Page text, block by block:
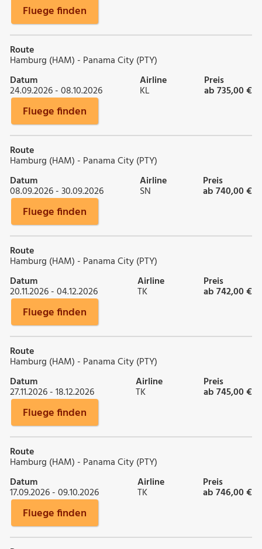
Fluege finden
Route
Hamburg (HAM) - Panama City (PTY)
Datum
24.09.2026 - 08.10.2026
Airline
KL
Preis
ab 735,00 €
Fluege finden
Route
Hamburg (HAM) - Panama City (PTY)
Datum
08.09.2026 - 30.09.2026
Airline
SN
Preis
ab 740,00 €
Fluege finden
Route
Hamburg (HAM) - Panama City (PTY)
Datum
20.11.2026 - 04.12.2026
Airline
TK
Preis
ab 742,00 €
Fluege finden
Route
Hamburg (HAM) - Panama City (PTY)
Datum
27.11.2026 - 18.12.2026
Airline
TK
Preis
ab 745,00 €
Fluege finden
Route
Hamburg (HAM) - Panama City (PTY)
Datum
17.09.2026 - 09.10.2026
Airline
TK
Preis
ab 746,00 €
Fluege finden